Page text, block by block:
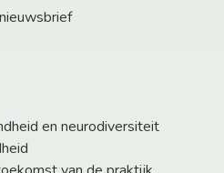
en neurodiversiteit